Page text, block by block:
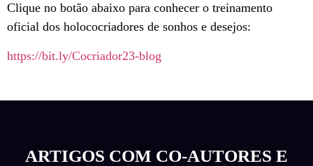
Clique no botão abaixo para conhecer o treinamento
oficial dos holococriadores de sonhos e desejos:
https://bit.ly/Cocriador23-blog
ARTIGOS COM CO-AUTORES E